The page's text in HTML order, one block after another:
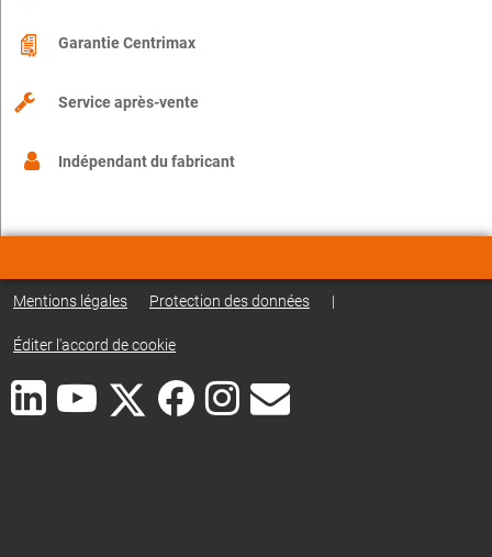
Garantie Centrimax
Service après-vente
Indépendant du fabricant
Mentions légales Protection des données |
Éditer l'accord de cookie